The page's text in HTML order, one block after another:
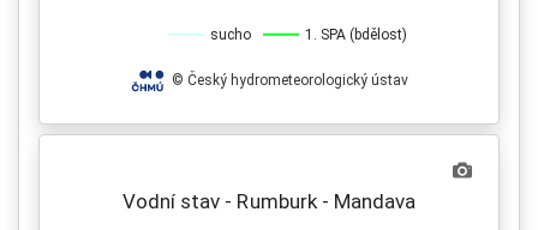
sucho 1. SPA (bdělost)
© Český hydrometeorologický ústav
Vodní stav - Rumburk - Mandava